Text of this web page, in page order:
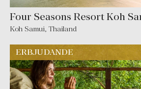
Four Seasons Resort Koh
Koh Samui, Thailand